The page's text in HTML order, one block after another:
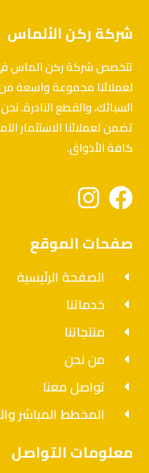
شركة ركن الألماس
تتخصص شركة ركن الماس
لعملائنا مجموعة واسعة
السبائك، والقطع النادرة.
تضمن لعملائنا الاستثمار
كافة الأذواق.
صفحات الموقع
الصفحة الرئيسية
خدماتنا
منتجاتنا
من نحن
تواصل معنا
المخطط المباشر
معلومات التواصل